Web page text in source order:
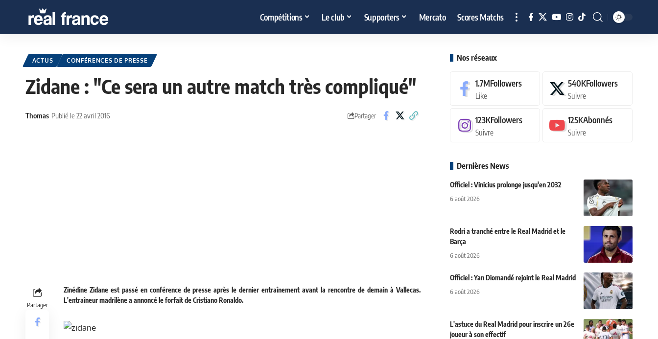
Compétitions Le club Supporters Mercato Scores Matchs
ACTUS CONFÉRENCES DE PRESSE
Zidane : "Ce sera un autre match très compliqué"
Thomas Publié le 22 avril 2016 Partager
Partager
Zinédine Zidane est passé en conférence de presse après le dernier entraînement avant la rencontre de demain à Vallecas.
L'entraîneur madrilène a annoncé le forfait de Cristiano Ronaldo.
Nos réseaux
1.7MFollowers
Like
540KFollowers
Suivre
123KFollowers
Suivre
125KAbonnés
Suivre
Dernières News
Officiel : Vinicius prolonge jusqu'en 2032
6 août 2026
Rodri a tranché entre le Real Madrid et le
Barça
6 août 2026
Officiel : Yan Diomandé rejoint le Real Madrid
6 août 2026
L'astuce du Real Madrid pour inscrire un 26e
joueur à son effectif